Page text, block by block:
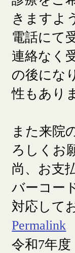
きますよ
電話にて
連絡なく
の後にな
性もあり
また来院
ろしくお
尚、お支
バーコー
対応して
Permalink
令和7年